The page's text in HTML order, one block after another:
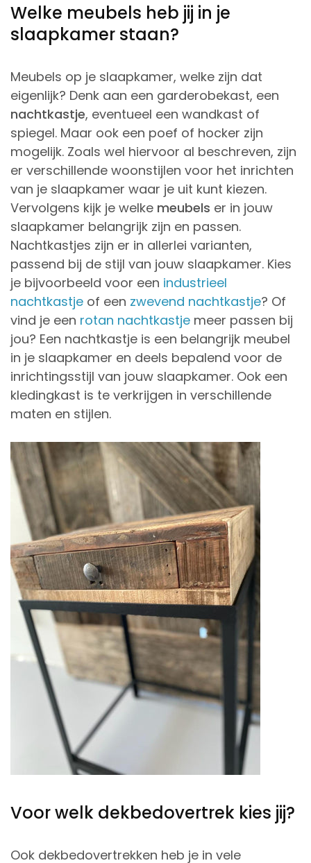
Welke meubels heb jij in je
slaapkamer staan?
Meubels op je slaapkamer, welke zijn dat
eigenlijk? Denk aan een garderobekast, een
nachtkastje, eventueel een wandkast of
spiegel. Maar ook een poef of hocker zijn
mogelijk. Zoals wel hiervoor al beschreven, zijn
er verschillende woonstijlen voor het inrichten
van je slaapkamer waar je uit kunt kiezen.
Vervolgens kijk je welke meubels er in jouw
slaapkamer belangrijk zijn en passen.
Nachtkastjes zijn er in allerlei varianten,
passend bij de stijl van jouw slaapkamer. Kies
je bijvoorbeeld voor een industrieel
nachtkastje of een zwevend nachtkastje? Of
vind je een rotan nachtkastje meer passen bij
jou? Een nachtkastje is een belangrijk meubel
in je slaapkamer en deels bepalend voor de
inrichtingsstijl van jouw slaapkamer. Ook een
kledingkast is te verkrijgen in verschillende
maten en stijlen.
Voor welk dekbedovertrek kies jij?
Ook dekbedovertrekken heb je in vele